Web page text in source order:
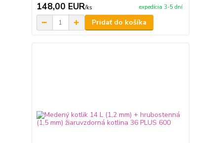
148,00 EUR/ks expedícia 3-5 dní
Pridať do košíka